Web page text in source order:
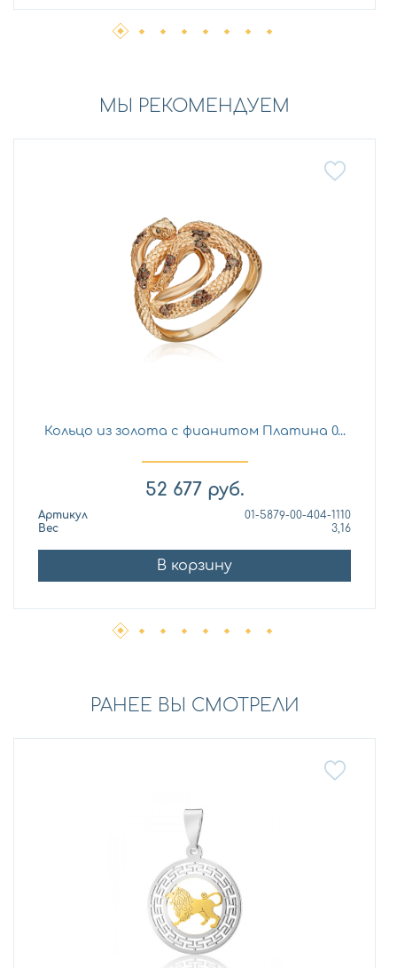
МЫ РЕКОМЕНДУЕМ
Кольцо из золота с фианитом Платина 0...
52 677 руб.
Артикул
01-5879-00-404-1110
Вес
3,16
В корзину
РАНЕЕ ВЫ СМОТРЕЛИ